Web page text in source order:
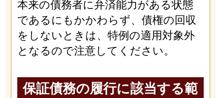
本来の債務者に弁済能力がある状態
であるにもかかわらず、債権の回収
をしないときは、特例の適用対象外
となるので注意してください。
保証債務の履行に該当する範